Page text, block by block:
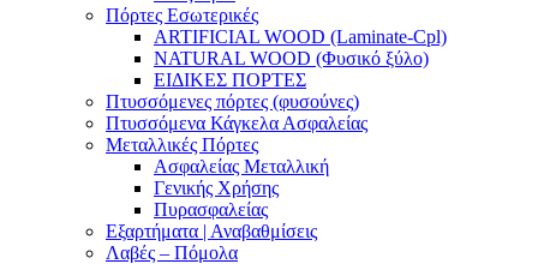
Πόρτες Εσωτερικές
ARTIFICIAL WOOD (Laminate-Cpl)
NATURAL WOOD (Φυσικό ξύλο)
ΕΙΔΙΚΕΣ ΠΟΡΤΕΣ
Πτυσσόμενες πόρτες (φυσούνες)
Πτυσσόμενα Κάγκελα Ασφαλείας
Μεταλλικές Πόρτες
Ασφαλείας Μεταλλική
Γενικής Χρήσης
Πυρασφαλείας
Εξαρτήματα | Αναβαθμίσεις
Λαβές – Πόμολα